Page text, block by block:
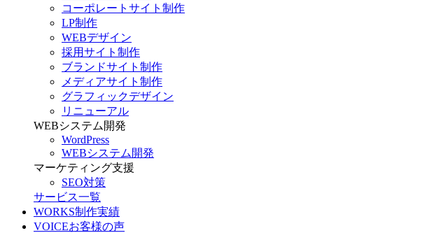
コーポレートサイト制作
LP制作
WEBデザイン
採用サイト制作
ブランドサイト制作
メディアサイト制作
グラフィックデザイン
リニューアル
WEBシステム開発
WordPress
WEBシステム開発
マーケティング支援
SEO対策
サービス一覧
WORKS制作実績
VOICEお客様の声